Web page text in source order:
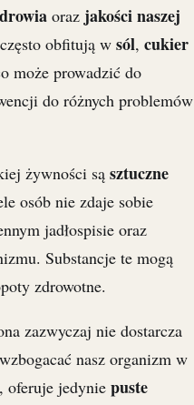
oraz jakości naszej
obfitują w sól, cukier
może prowadzić do
do różnych problemów
żywności są sztuczne
osób nie zdaje sobie
jadłospisie oraz
Substancje te mogą
zdrowotne.
zazwyczaj nie dostarcza
nasz organizm w
, oferuje jedynie puste